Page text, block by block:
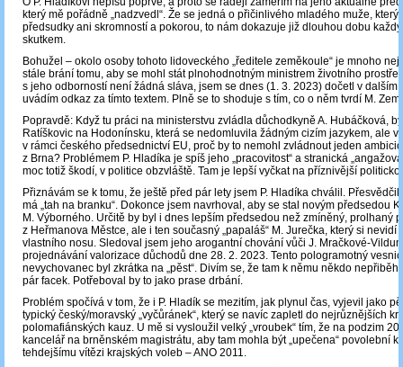
který mě pořádně „nadzvedl“. Že se jedná o přičinlivého mladého muže, který
předsudky ani skromností a pokorou, to nám dokazuje již dlouhou dobu
skutkem.
Bohužel – okolo osoby tohoto lidoveckého „ředitele zeměkoule“ je mnoho
stále brání tomu, aby se mohl stát plnohodnotným ministrem životního
s jeho odborností není žádná sláva, jsem se dnes (1. 3. 2023) dočetl v dalším
uvádím odkaz za tímto textem. Plně se to shoduje s tím, co o něm tvrdí M.
Popravdě: Když tu práci na ministerstvu zvládla důchodkyně A. Hubáčková,
Ratíškovic na Hodonínsku, která se nedomluvila žádným cizím jazykem, ale
v rámci českého předsednictví EU, proč by to nemohl zvládnout jeden
z Brna? Problémem P. Hladíka je spíš jeho „pracovitost“ a stranická
moc totiž škodí, v politice obzvláště. Tam je lepší vyčkat na příznivější
Přiznávám se k tomu, že ještě před pár lety jsem P. Hladíka chválil. Přesvědčil
má „tah na branku“. Dokonce jsem navrhoval, aby se stal novým předsedou
M. Výborného. Určitě by byl i dnes lepším předsedou než zmíněný, prolhaný
z Heřmanova Městce, ale i ten současný „papaláš“ M. Jurečka, který si nevidí
vlastního nosu. Sledoval jsem jeho arogantní chování vůči J. Mračkové-
projednávání valorizace důchodů dne 28. 2. 2023. Tento pologramotný
nevychovanec byl zkrátka na „pěst“. Divím se, že tam k němu někdo
pár facek. Potřeboval by to jako prase drbání.
Problém spočívá v tom, že i P. Hladík se mezitím, jak plynul čas, vyjevil jako
typický český/moravský „vyčůránek“, který se navíc zapletl do nejrůznějších
polomafiánských kauz. U mě si vysloužil velký „vroubek“ tím, že na podzim
kancelář na brněnském magistrátu, aby tam mohla být „upečena“ povolební
tehdejšímu vítězi krajských voleb – ANO 2011.